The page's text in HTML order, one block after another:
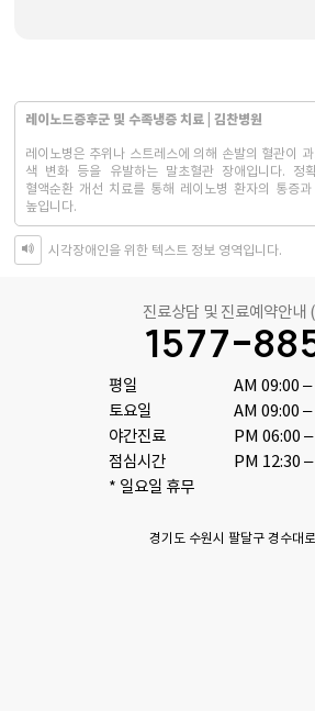
레이노드증후군 및 수족냉증 치료 | 김찬병원
레이노병은 추위나 스트레스에 의해 손발의 혈관이
색 변화 등을 유발하는 말초혈관 장애입니다. 정
혈액순환 개선 치료를 통해 레이노병 환자의 통증
높입니다.
시각장애인을 위한 텍스트 정보 영역입니다.
진료상담 및 진료예약안내
1577-
평일
토요일
야간진료
점심시간
* 일요일 휴무
AM 09:00
AM 09:00
PM 06:00
PM 12:30
경기도 수원시 팔달구 경수대